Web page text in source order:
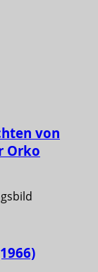
von
Orko